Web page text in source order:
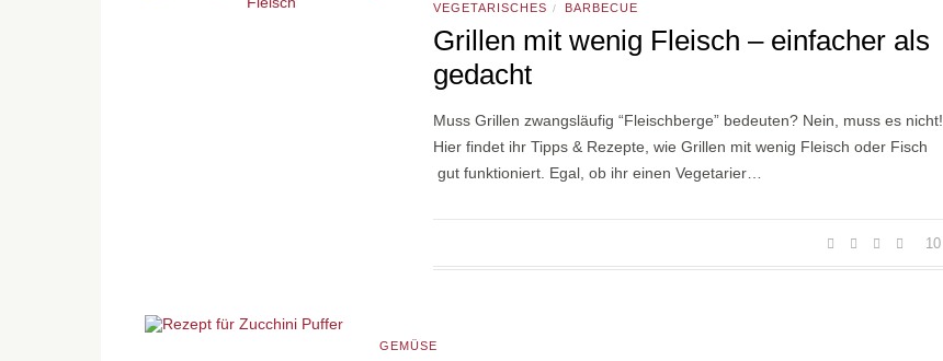
VEGETARISCHES / BARBECUE
Grillen mit wenig Fleisch – einfacher als
gedacht
Muss Grillen zwangsläufig “Fleischberge” bedeuten? Nein, muss es nicht!
Hier findet ihr Tipps & Rezepte, wie Grillen mit wenig Fleisch oder Fisch
gut funktioniert. Egal, ob ihr einen Vegetarier…
10
GEMÜSE